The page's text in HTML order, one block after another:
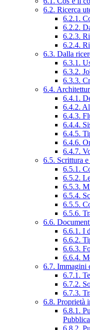
6.2. Ricerca
6.2.1.
6.2.2.
6.2.3.
6.2.4.
6.3. Dalla
6.3.1.
6.3.2.
6.3.3.
6.4.
6.4.1.
6.4.2.
6.4.3.
6.4.4.
6.4.5.
6.4.6.
6.4.7.
6.5. Scrittura
6.5.1.
6.5.2.
6.5.3.
6.5.4.
6.5.5.
6.5.6.
6.6.
6.6.1. I
6.6.2.
6.6.3.
6.6.4.
6.7. Immagini
6.7.1.
6.7.2.
6.7.3.
6.8. Proprietà
6.8.1.
6.8.2.